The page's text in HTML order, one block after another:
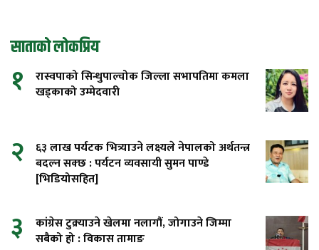
साताको लोकप्रिय
१
रास्वपाको सिन्धुपाल्चोक जिल्ला सभापतिमा कमला
खड्काको उम्मेदवारी
२
६३ लाख पर्यटक भित्र्याउने लक्ष्यले नेपालको अर्थतन्त्र
बदल्न सक्छ : पर्यटन व्यवसायी सुमन पाण्डे
[भिडियोसहित]
३
कांग्रेस टुक्र्याउने खेलमा नलागौं, जोगाउने जिम्मा
सबैको हो : विकास तामाङ